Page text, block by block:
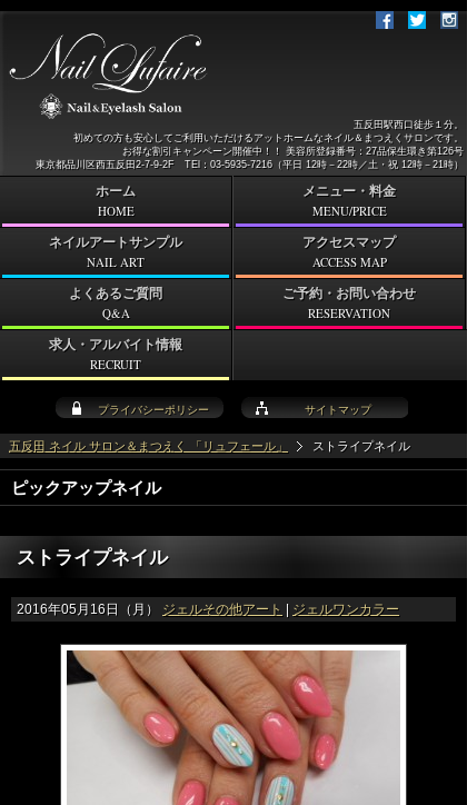
五反田 ネイル サロン＆まつえく 「リュフェール」 ストライプネイル
ピックアップネイル
ストライプネイル
2016年05月16日（月） ジェルその他アート | ジェルワンカラー
プライバシーポリシー サイトマップ
五反田駅西口徒歩１分。
初めての方も安心してご利用いただけるアットホームなネイル＆まつえくサロンです。
お得な割引キャンペーン開催中！！ 美容所登録番号：27品保生環き第126号
東京都品川区西五反田2-7-9-2F TEl：03-5935-7216（平日 12時－22時／土・祝 12時－21時）
ホーム
HOME
メニュー・料金
MENU/PRICE
ネイルアートサンプル
NAIL ART
アクセスマップ
ACCESS MAP
よくあるご質問
Q&A
ご予約・お問い合わせ
RESERVATION
求人・アルバイト情報
RECRUIT